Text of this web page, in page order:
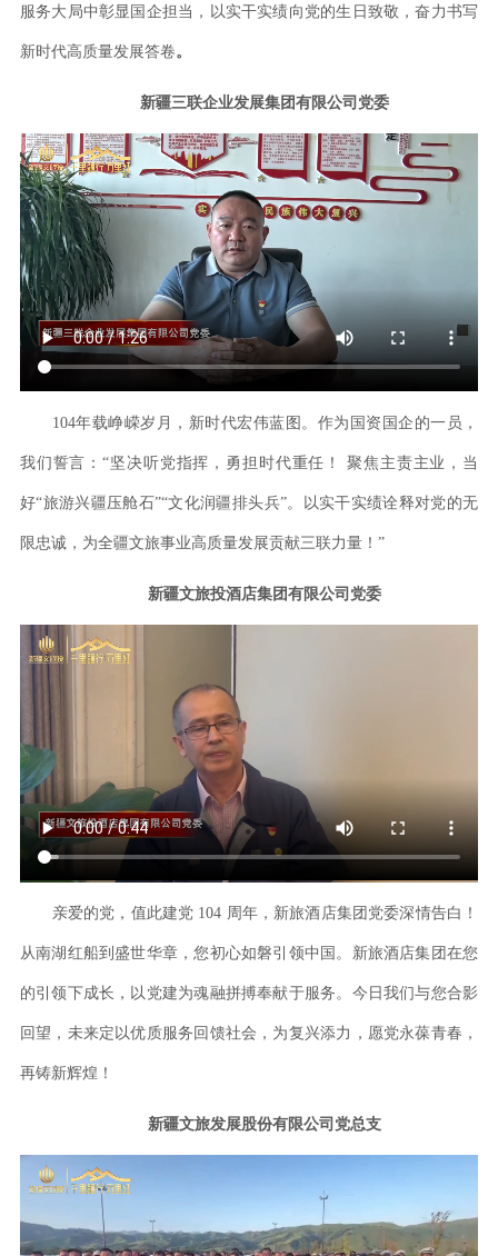
服务大局中彰显国企担当，以实干实绩向党的生日致敬，奋力书写
新时代高质量发展答卷。
新疆三联企业发展集团有限公司党委
104年载峥嵘岁月，新时代宏伟蓝图。作为国资国企的一员，
我们誓言：“坚决听党指挥，勇担时代重任！ 聚焦主责主业，当
好“旅游兴疆压舱石”“文化润疆排头兵”。以实干实绩诠释对党的无
限忠诚，为全疆文旅事业高质量发展贡献三联力量！”
新疆文旅投酒店集团有限公司党委
亲爱的党，值此建党 104 周年，新旅酒店集团党委深情告白！
从南湖红船到盛世华章，您初心如磐引领中国。新旅酒店集团在您
的引领下成长，以党建为魂融拼搏奉献于服务。今日我们与您合影
回望，未来定以优质服务回馈社会，为复兴添力，愿党永葆青春，
再铸新辉煌！
新疆文旅发展股份有限公司党总支